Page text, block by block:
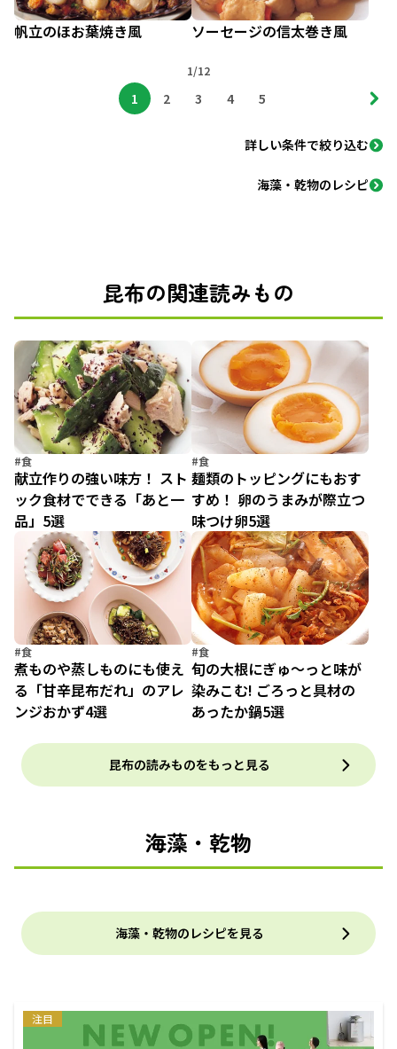
帆立のほお葉焼き風 ソーセージの信太巻き風
1/12
1 2 3 4 5
詳しい条件で絞り込む
海藻・乾物のレシピ
昆布の関連読みもの
#食
献立作りの強い味方！ スト
ック食材でできる「あと一
品」5選
#食
麺類のトッピングにもおす
すめ！ 卵のうまみが際立つ
味つけ卵5選
#食
煮ものや蒸しものにも使え
る「甘辛昆布だれ」のアレ
ンジおかず4選
#食
旬の大根にぎゅ～っと味が
染みこむ! ごろっと具材の
あったか鍋5選
昆布の読みものをもっと見る
海藻・乾物
海藻・乾物のレシピを見る
注目